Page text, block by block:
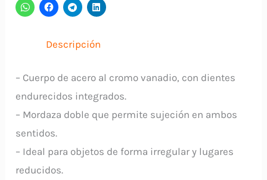
2005001
cantidadDescripción
– Cuerpo de acero al cromo vanadio, con dientes
endurecidos integrados.
– Mordaza doble que permite sujeción en ambos
sentidos.
– Ideal para objetos de forma irregular y lugares
reducidos.